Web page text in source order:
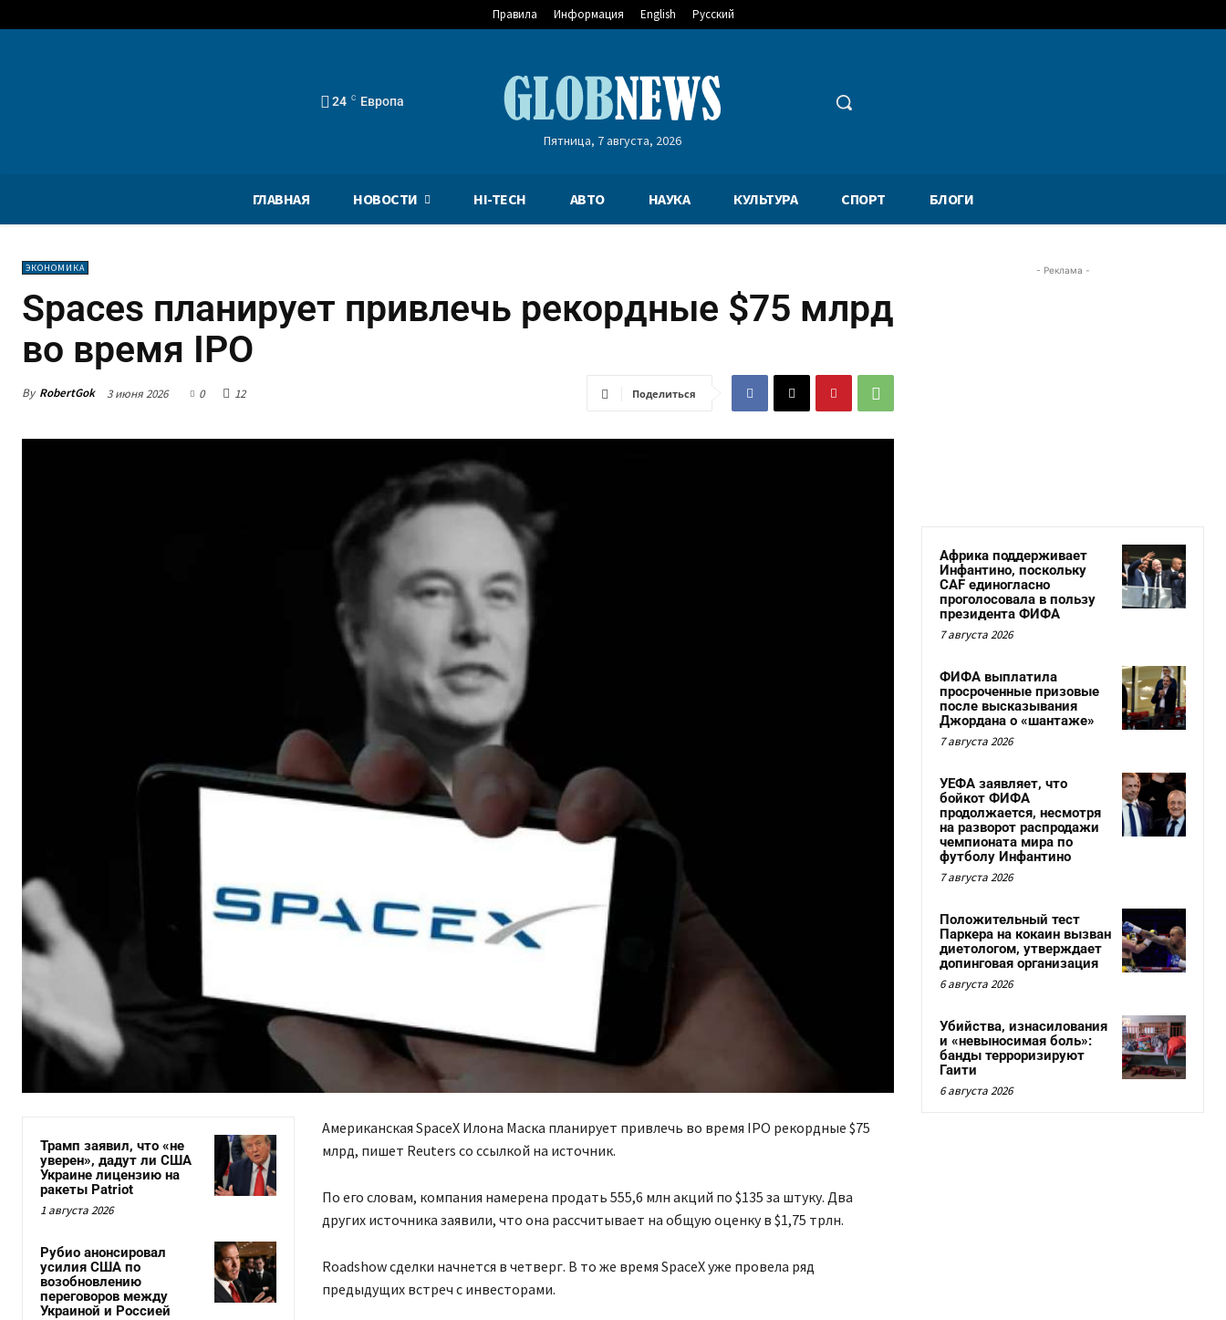
Правила Информация English Русский
24 C Европа
Пятница, 7 августа, 2026
ГЛАВНАЯ НОВОСТИ HI-TECH АВТО НАУКА КУЛЬТУРА СПОРТ БЛОГИ
ЭКОНОМИКА
Spaces планирует привлечь рекордные $75 млрд
во время IPO
By RobertGok 3 июня 2026 0 12 Поделиться
Трамп заявил, что «не
уверен», дадут ли США
Украине лицензию на
ракеты Patriot
1 августа 2026
Рубио анонсировал
усилия США по
возобновлению
переговоров между
Украиной и Россией
Американская SpaceX Илона Маска планирует привлечь во время IPO рекордные $75
млрд, пишет Reuters со ссылкой на источник.
По его словам, компания намерена продать 555,6 млн акций по $135 за штуку. Два
других источника заявили, что она рассчитывает на общую оценку в $1,75 трлн.
Roadshow сделки начнется в четверг. В то же время SpaceX уже провела ряд
предыдущих встреч с инвесторами.
- Реклама -
Африка поддерживает
Инфантино, поскольку
CAF единогласно
проголосовала в пользу
президента ФИФА
7 августа 2026
ФИФА выплатила
просроченные призовые
после высказывания
Джордана о «шантаже»
7 августа 2026
УЕФА заявляет, что
бойкот ФИФА
продолжается, несмотря
на разворот распродажи
чемпионата мира по
футболу Инфантино
7 августа 2026
Положительный тест
Паркера на кокаин вызван
диетологом, утверждает
допинговая организация
6 августа 2026
Убийства, изнасилования
и «невыносимая боль»:
банды терроризируют
Гаити
6 августа 2026